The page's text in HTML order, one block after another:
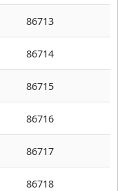
86713
86714
86715
86716
86717
86718